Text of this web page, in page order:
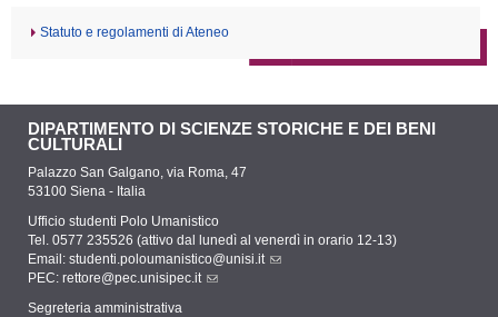
Statuto e regolamenti di Ateneo
DIPARTIMENTO DI SCIENZE STORICHE E DEI BENI
CULTURALI
Palazzo San Galgano, via Roma, 47
53100 Siena - Italia
Ufficio studenti Polo Umanistico
Tel. 0577 235526 (attivo dal lunedì al venerdì in orario 12-13)
Email: studenti.poloumanistico@unisi.it
PEC: rettore@pec.unisipec.it
Segreteria amministrativa